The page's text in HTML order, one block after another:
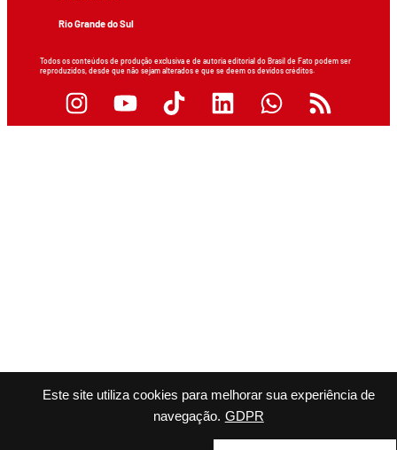
Este site utiliza cookies para melhorar sua experiência de
navegação. GDPR
Rio Grande do Sul
Todos os conteúdos de produção exclusiva e de autoria editorial do Brasil de Fato podem ser
reproduzidos, desde que não sejam alterados e que se deem os devidos créditos.